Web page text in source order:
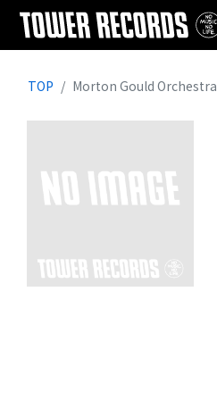
TOP Morton Gould Orchestra